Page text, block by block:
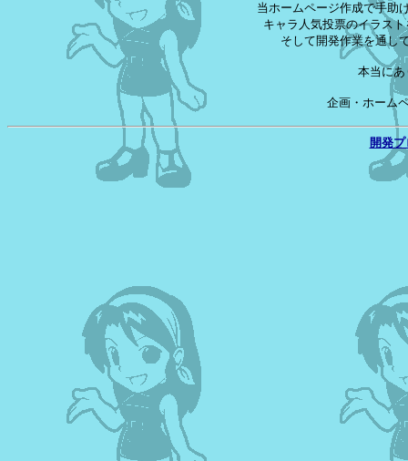
当ホームページ作成で手助
キャラ人気投票のイラス
そして開発作業を通し
本当に
企画・ホーム
開発